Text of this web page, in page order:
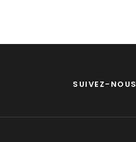
SUIVEZ-NOUS